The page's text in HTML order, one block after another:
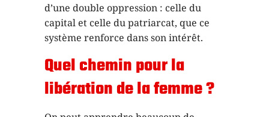
d’une double oppression : celle du
capital et celle du patriarcat, que ce
système renforce dans son intérêt.
Quel chemin pour la
libération de la femme ?